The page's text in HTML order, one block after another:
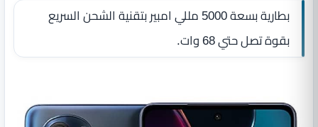
بطارية بسعة 5000 مللي امبير بتقنية الشحن السريع
بقوة تصل حتي 68 وات.